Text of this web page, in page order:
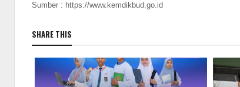
Sumber : https://www.kemdikbud.go.id
SHARE THIS